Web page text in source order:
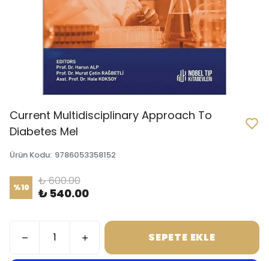
Current Multidisciplinary Approach To
Diabetes Mel
Ürün Kodu: 9786053358152
%10 ₺ 600.00
₺ 540.00
SEPETE EKLE